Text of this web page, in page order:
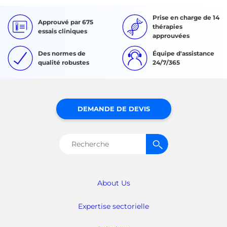
Approuvé par 675
essais cliniques
Prise en charge de 14
thérapies
approuvées
Des normes de
qualité robustes
Équipe d'assistance
24/7/365
About Us
Expertise sectorielle
DEMANDE DE DEVIS
Rechercher :